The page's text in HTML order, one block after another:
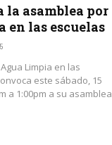
la asamblea por
en las escuelas
Limpia en las
este sábado, 15
a 1:00pm a su asamblea